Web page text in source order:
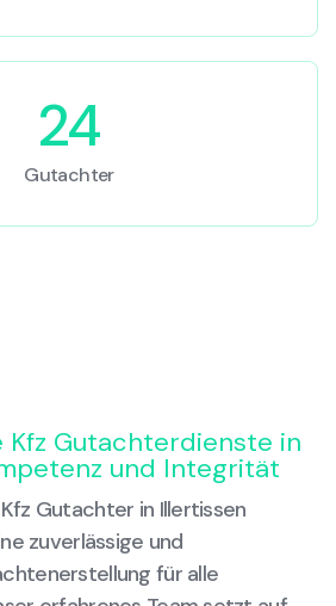
24
Gutachter
Kfz Gutachterdienste in
und Integrität
Gutachter in Illertissen
zuverlässige und
für alle